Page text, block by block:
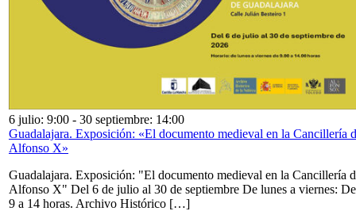
6 julio: 9:00 - 30 septiembre: 14:00
Guadalajara. Exposición: «El documento medieval en la Cancillería
Alfonso X»
Guadalajara. Exposición: "El documento medieval en la Cancillería
Alfonso X" Del 6 de julio al 30 de septiembre De lunes a viernes: De
9 a 14 horas. Archivo Histórico […]